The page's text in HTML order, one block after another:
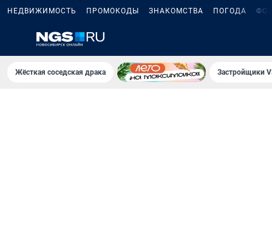
НЕДВИЖИМОСТЬ ПРОМОКОДЫ ЗНАКОМСТВА ПОГОДА
Жёсткая соседская драка Застройщики